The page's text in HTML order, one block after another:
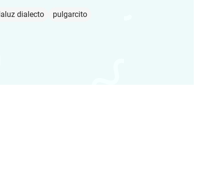
dialecto
pulgarcito